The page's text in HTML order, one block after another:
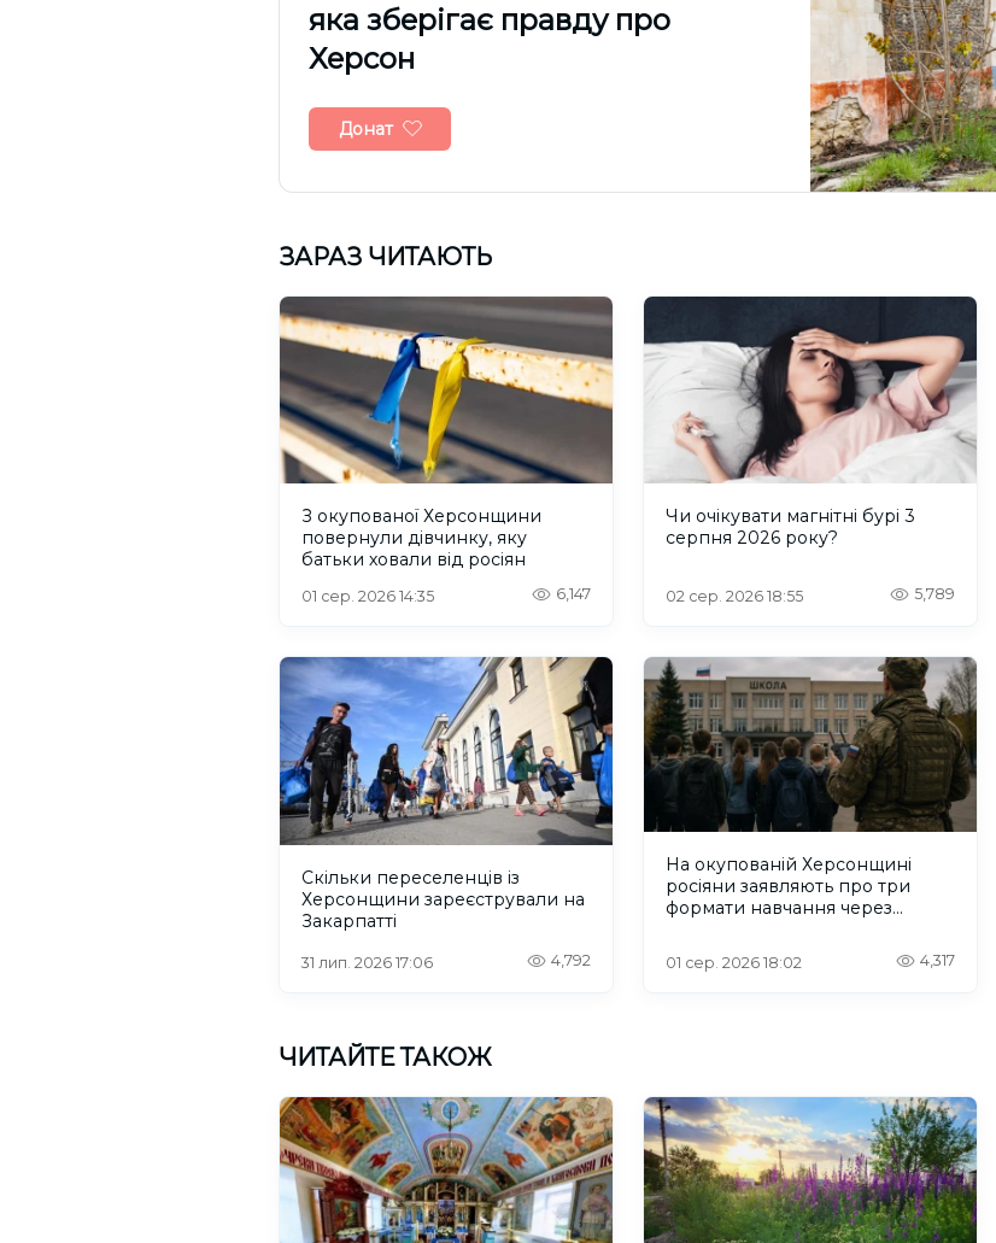
яка зберігає правду про
Херсон
Донат
ЗАРАЗ ЧИТАЮТЬ
З окупованої Херсонщини
повернули дівчинку, яку
батьки ховали від росіян
01 сер. 2026 14:35 6,147
Чи очікувати магнітні бурі 3
серпня 2026 року?
02 сер. 2026 18:55 5,789
Скільки переселенців із
Херсонщини зареєстрували на
Закарпатті
31 лип. 2026 17:06 4,792
На окупованій Херсонщині
росіяни заявляють про три
формати навчання через
01 сер. 2026 18:02 4,317
ЧИТАЙТЕ ТАКОЖ